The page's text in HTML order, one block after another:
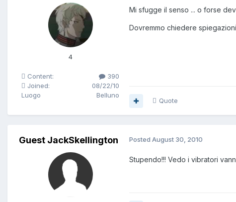
4
Content:
390
Joined:
08/22/10
Luogo
Belluno
Mi sfugge il senso ... o forse
Dovremmo chiedere
Quote
Guest JackSkellington Posted August 30, 2010
Stupendo!!! Vedo i vibratori